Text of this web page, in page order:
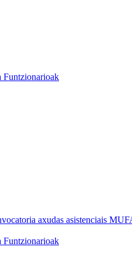
Funtzionarioak
axudas asistenciais
Funtzionarioak